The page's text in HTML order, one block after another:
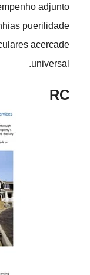
adjunto
puerilidade
acercade
universal.
RC